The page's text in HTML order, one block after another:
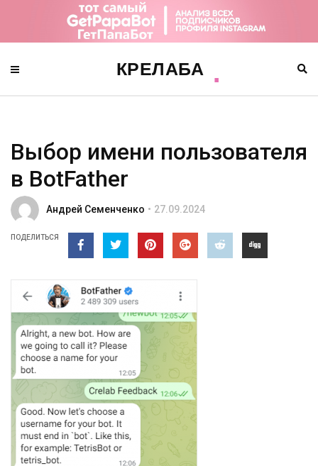
Выбор имени пользователя
в BotFather
Андрей Семенченко 27.09.2024
ПОДЕЛИТЬСЯ